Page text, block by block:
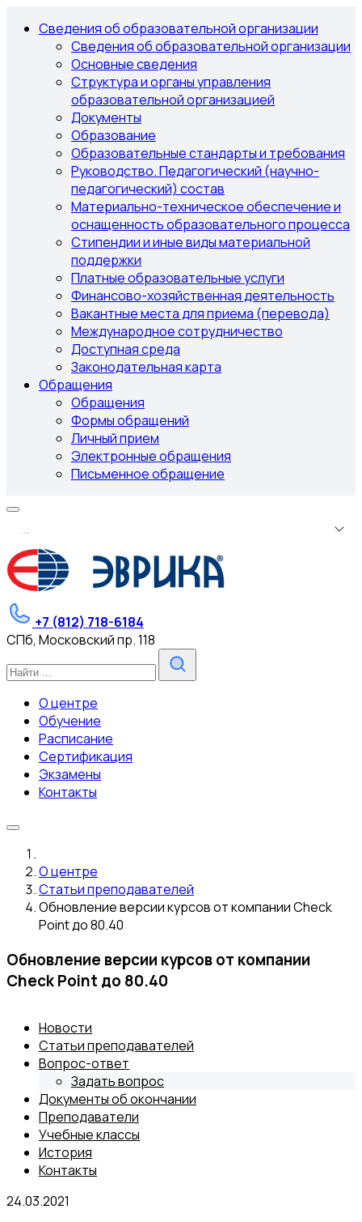
Сведения об образовательной организации
Сведения об образовательной организации
Основные сведения
Структура и органы управления
образовательной организацией
Документы
Образование
Образовательные стандарты и требования
Руководство. Педагогический (научно-
педагогический) состав
Материально-техническое обеспечение и
оснащенность образовательного процесса
Стипендии и иные виды материальной
поддержки
Платные образовательные услуги
Финансово-хозяйственная деятельность
Вакантные места для приема (перевода)
Международное сотрудничество
Доступная среда
Законодательная карта
Обращения
Обращения
Формы обращений
Личный прием
Электронные обращения
Письменное обращение
...
+7 (812) 718-6184
СПб, Московский пр. 118
О центре
Обучение
Расписание
Сертификация
Экзамены
Контакты
О центре
Статьи преподавателей
Обновление версии курсов от компании Check
Point до 80.40
Обновление версии курсов от компании
Check Point до 80.40
Новости
Статьи преподавателей
Вопрос-ответ
Задать вопрос
Документы об окончании
Преподаватели
Учебные классы
История
Контакты
24.03.2021